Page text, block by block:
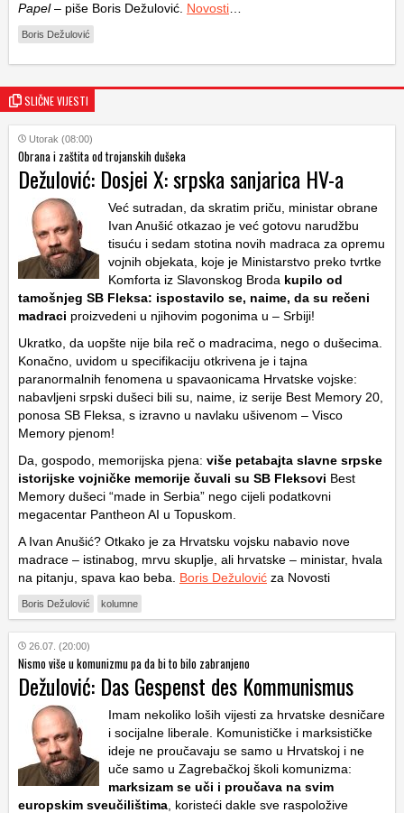
Papel– piše Boris Dežulović. Novosti
Boris Dežulović
SLIČNE VIJESTI
Utorak (08:00)
Obrana i zaštita od trojanskih dušeka
Dežulović: Dosjei X: srpska sanjarica HV-a
Već sutradan, da skratim priču, ministar obrane
Ivan Anušić otkazao je već gotovu narudžbu
tisuću i sedam stotina novih madraca za opremu
vojnih objekata, koje je Ministarstvo preko tvrtke
Komforta iz Slavonskog Broda kupilo od
tamošnjeg SB Fleksa: ispostavilo se, naime, da su rečeni
madraci proizvedeni u njihovim pogonima u – Srbiji!
Ukratko, da uopšte nije bila reč o madracima, nego o dušecima.
Konačno, uvidom u specifikaciju otkrivena je i tajna
paranormalnih fenomena u spavaonicama Hrvatske vojske:
nabavljeni srpski dušeci bili su, naime, iz serije Best Memory 20,
ponosa SB Fleksa, s izravno u navlaku ušivenom – Visco
Memory pjenom!
Da, gospodo, memorijska pjena: više petabajta slavne srpske
istorijske vojničke memorije čuvali su SB Fleksovi Best
Memory dušeci “made in Serbia” nego cijeli podatkovni
megacentar Pantheon AI u Topuskom.
A Ivan Anušić? Otkako je za Hrvatsku vojsku nabavio nove
madrace – istinabog, mrvu skuplje, ali hrvatske – ministar, hvala
na pitanju, spava kao beba. Boris Dežulović za Novosti
Boris Dežulović kolumne
26.07. (20:00)
Nismo više u komunizmu pa da bi to bilo zabranjeno
Dežulović: Das Gespenst des Kommunismus
Imam nekoliko loših vijesti za hrvatske desničare
i socijalne liberale. Komunističke i marksističke
ideje ne proučavaju se samo u Hrvatskoj i ne
uče samo u Zagrebačkoj školi komunizma:
marksizam se uči i proučava na svim
europskim sveučilištima , koristeći dakle sve raspoložive